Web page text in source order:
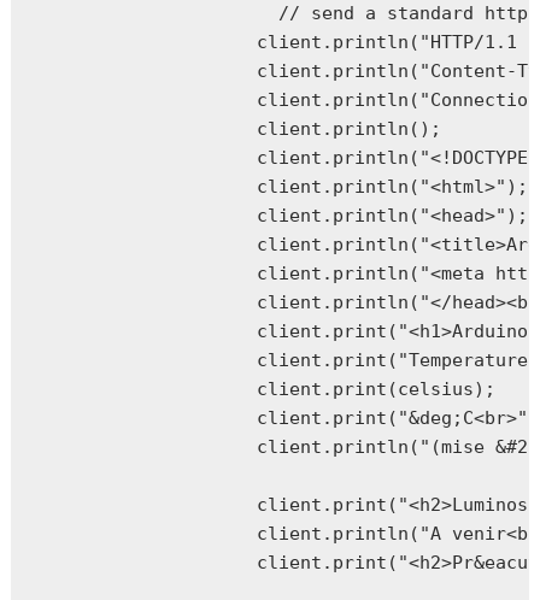
// send a standard http
client.println("HTTP/1.1 200
client.println("Content-Type:
client.println("Connection:
client.println();
client.println("<!DOCTYPE
client.println("<html>");
client.println("<head>");
client.println("<title>Arduino
client.println("<meta http-
client.println("</head><body
client.print("<h1>Arduino en serveur
client.print("Temperature
client.print(celsius);
client.println("(mise &#224;
client.println("A